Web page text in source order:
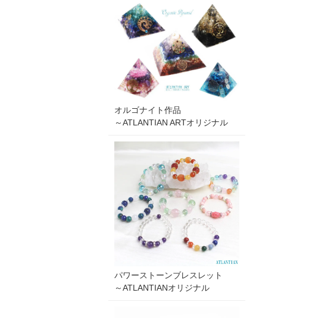
オルゴナイト作品
～ATLANTIAN ARTオリジナル
パワーストーンブレスレット
～ATLANTIANオリジナル